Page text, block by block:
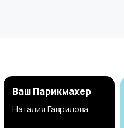
Ваш Парикмахер
Наталия Гаврилова